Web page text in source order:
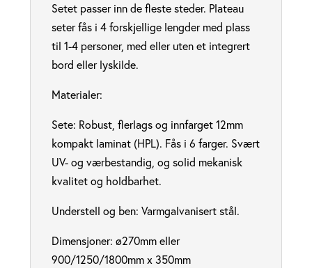
Setet passer inn de fleste steder. Plateau
seter fås i 4 forskjellige lengder med plass
til 1-4 personer, med eller uten et integrert
bord eller lyskilde.
Materialer:
Sete: Robust, flerlags og innfarget 12mm
kompakt laminat (HPL). Fås i 6 farger. Svært
UV- og værbestandig, og solid mekanisk
kvalitet og holdbarhet.
Understell og ben: Varmgalvanisert stål.
Dimensjoner: ø270mm eller
900/1250/1800mm x 350mm